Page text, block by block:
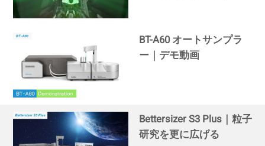
BT-A60 オートサンプラ
ー｜デモ動画
Bettersizer S3 Plus｜粒子
研究を更に広げる